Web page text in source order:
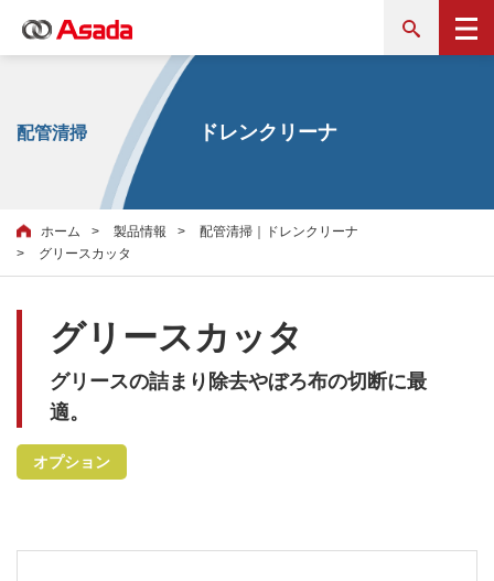
配管清掃 ドレンクリーナ
ホーム 製品情報
配管清掃｜ドレンクリーナ
グリースカッタ
グリースカッタ
グリースの詰まり除去やぼろ布の切断に最
適。
オプション